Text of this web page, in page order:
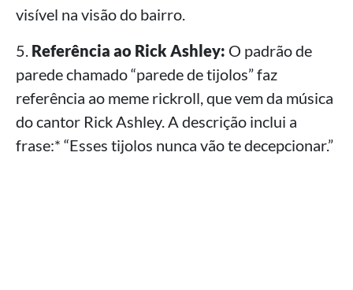
visível na visão do bairro.
5. Referência ao Rick Ashley: O padrão de
parede chamado “parede de tijolos” faz
referência ao meme rickroll, que vem da música
do cantor Rick Ashley. A descrição inclui a
frase:* “Esses tijolos nunca vão te decepcionar.”